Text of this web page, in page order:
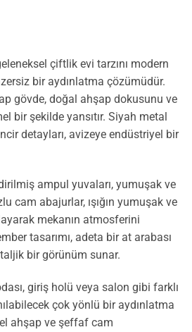
çiftlik evi tarzını modern
bir aydınlatma çözümüdür.
gövde, doğal ahşap dokusunu ve
bir şekilde yansıtır. Siyah metal
detayları, avizeye endüstriyel bir
ampul yuvaları, yumuşak ve
cam abajurlar, ışığın yumuşak ve
mekanın atmosferini
tasarımı, adeta bir at arabası
bir görünüm sunar.
giriş holü veya salon gibi farklı
çok yönlü bir aydınlatma
ahşap ve şeffaf cam